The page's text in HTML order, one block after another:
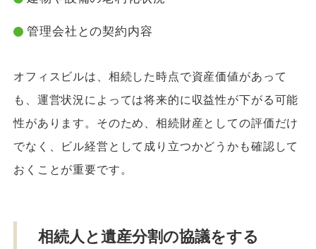
管理会社との契約内容
オフィスビルは、相続した時点で資産価値があって
も、運営状況によっては将来的に収益性が下がる可能
性があります。そのため、相続財産としての評価だけ
でなく、ビル経営として成り立つかどうかも確認して
おくことが重要です。
相続人と遺産分割の協議をする